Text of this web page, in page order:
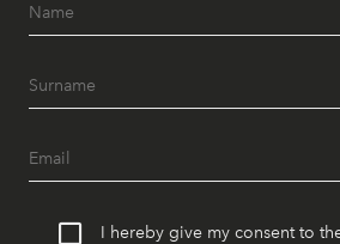
I hereby give my consent to